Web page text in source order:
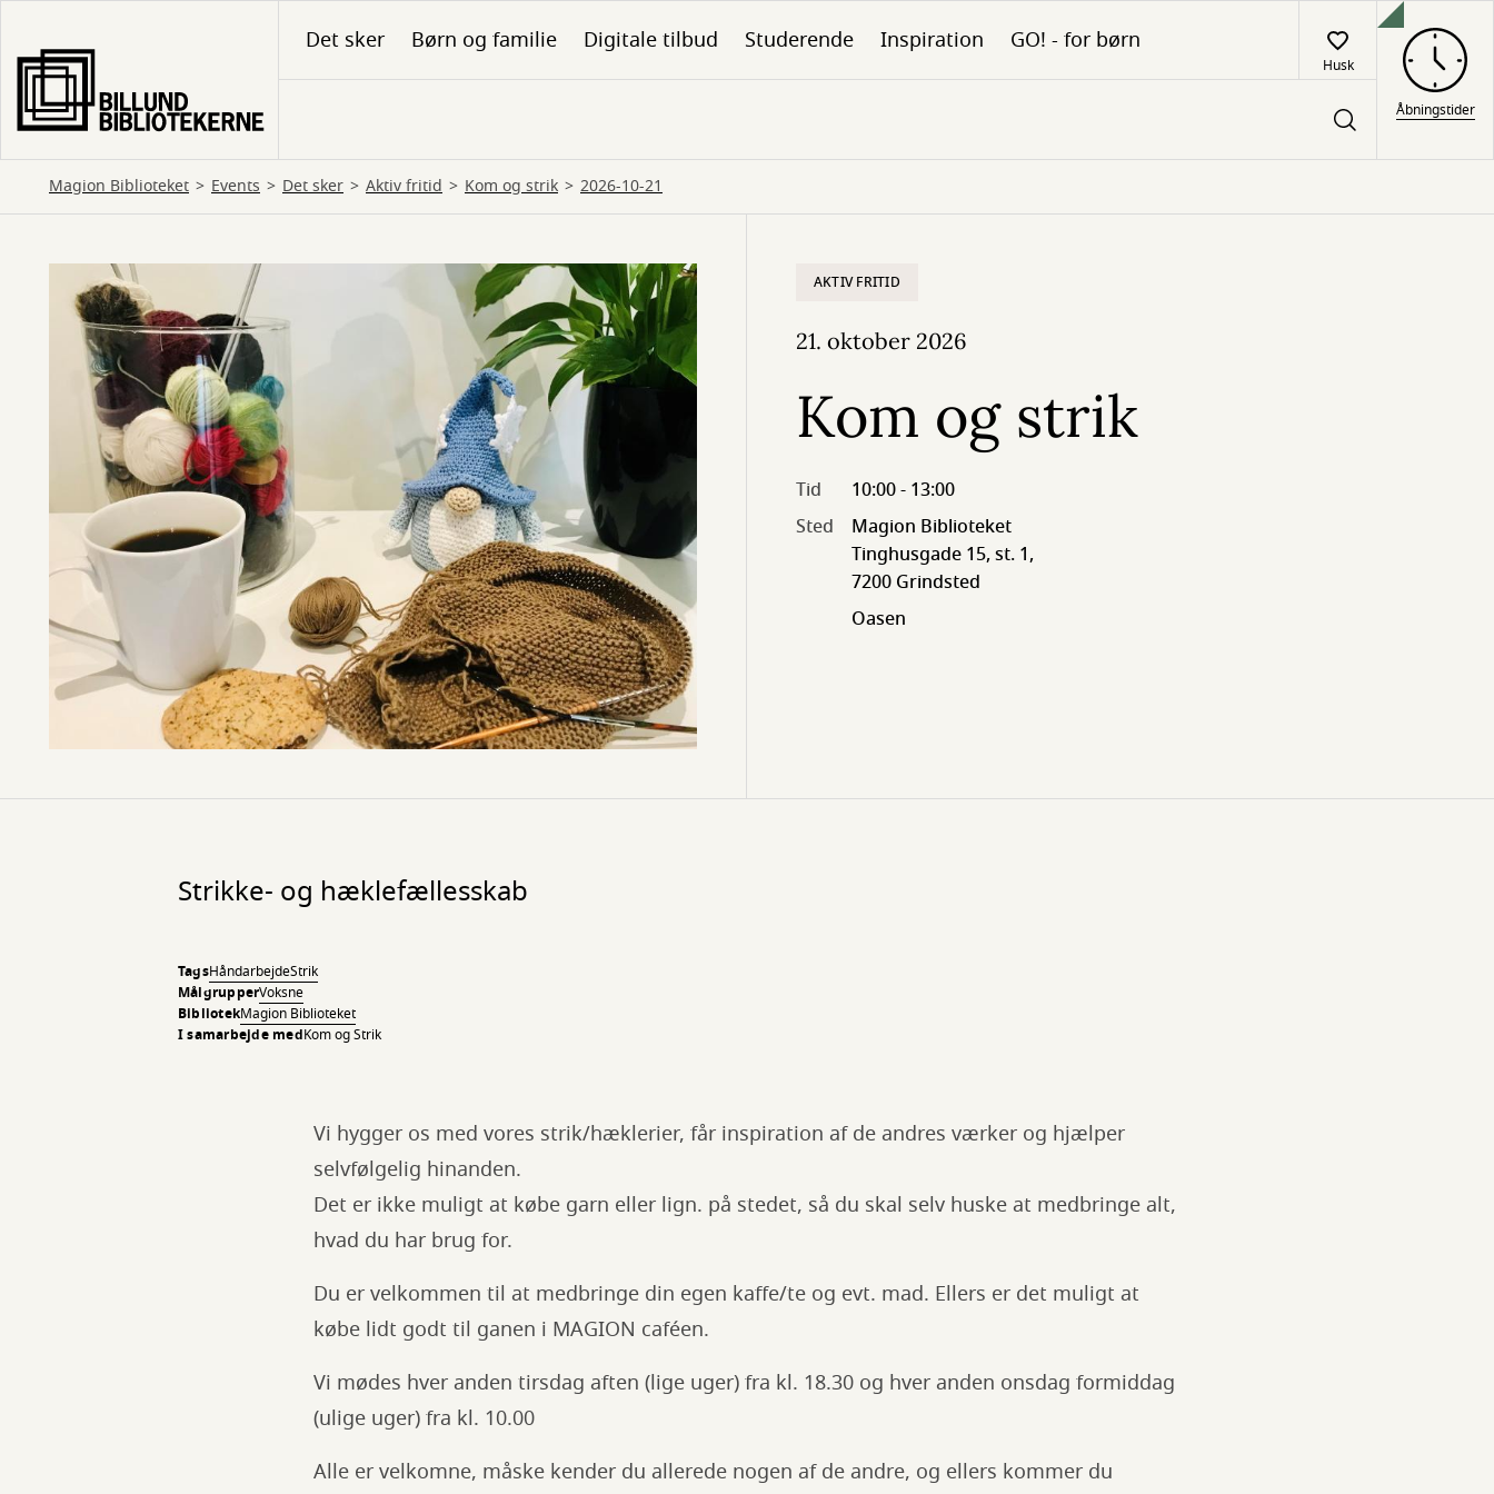
hovedindhold
Det sker Børn og familie Digitale tilbud Studerende Inspiration GO! - for børn
Husk
Åbningstider
Magion Biblioteket Events Det sker Aktiv fritid Kom og strik 2026-10-21
AKTIV FRITID
21. oktober 2026
Kom og strik
Tid
10:00 - 13:00
Sted
Magion Biblioteket
Tinghusgade 15, st. 1,
7200 Grindsted
Oasen
Strikke- og hæklefællesskab
TagsHåndarbejdeStrik
MålgrupperVoksne
BibliotekMagion Biblioteket
I samarbejde medKom og Strik
Vi hygger os med vores strik/hæklerier, får inspiration af de andres værker og hjælper
selvfølgelig hinanden.
Det er ikke muligt at købe garn eller lign. på stedet, så du skal selv huske at medbringe alt,
hvad du har brug for.
Du er velkommen til at medbringe din egen kaffe/te og evt. mad. Ellers er det muligt at
købe lidt godt til ganen i MAGION caféen.
Vi mødes hver anden tirsdag aften (lige uger) fra kl. 18.30 og hver anden onsdag formiddag
(ulige uger) fra kl. 10.00
Alle er velkomne, måske kender du allerede nogen af de andre, og ellers kommer du